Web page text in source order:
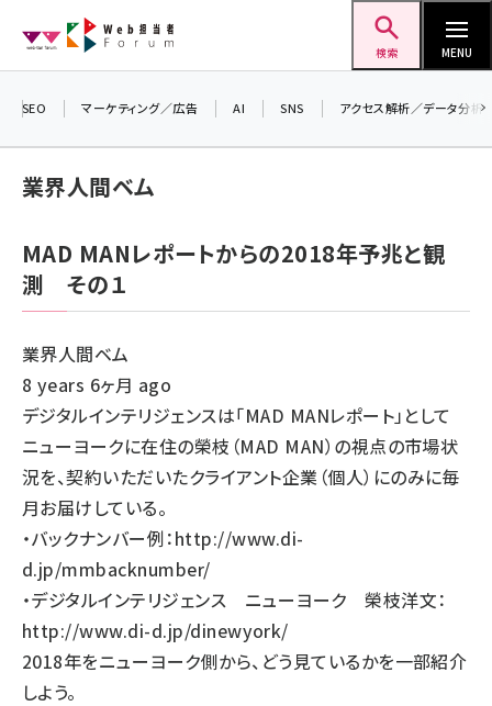
ン
検索 MENU
seo (3526)
ai (2807)
note (2312)
セミナー (2307)
z世代 (1622)
meo (1275)
llmo (1163)
SEO マーケティング／広告 AI SNS アクセス解析／データ分析
業界人間ベム
MAD MANレポートからの2018年予兆と観
測 その１
業界人間ベム
8 years 6ヶ月 ago
デジタルインテリジェンスは「MAD MANレポート」として
ニューヨークに在住の榮枝（MAD MAN）の視点の市場状
況を、契約いただいたクライアント企業（個人）にのみに毎
月お届けしている。
・バックナンバー例：http://www.di-
d.jp/mmbacknumber/
・デジタルインテリジェンス ニューヨーク 榮枝洋文：
http://www.di-d.jp/dinewyork/
2018年をニューヨーク側から、どう見ているかを一部紹介
しよう。
＼ 8月27日開催、申し込み受付中！ ／
フォーラム 2026」開催！